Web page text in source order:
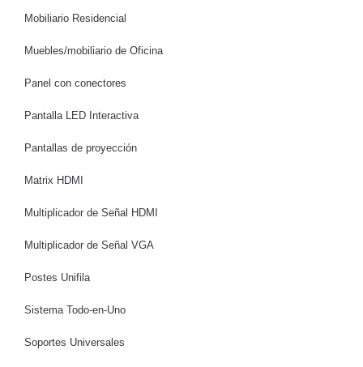
Mobiliario Residencial
Muebles/mobiliario de Oficina
Panel con conectores
Pantalla LED Interactiva
Pantallas de proyección
Matrix HDMI
Multiplicador de Señal HDMI
Multiplicador de Señal VGA
Postes Unifila
Sistema Todo-en-Uno
Soportes Universales